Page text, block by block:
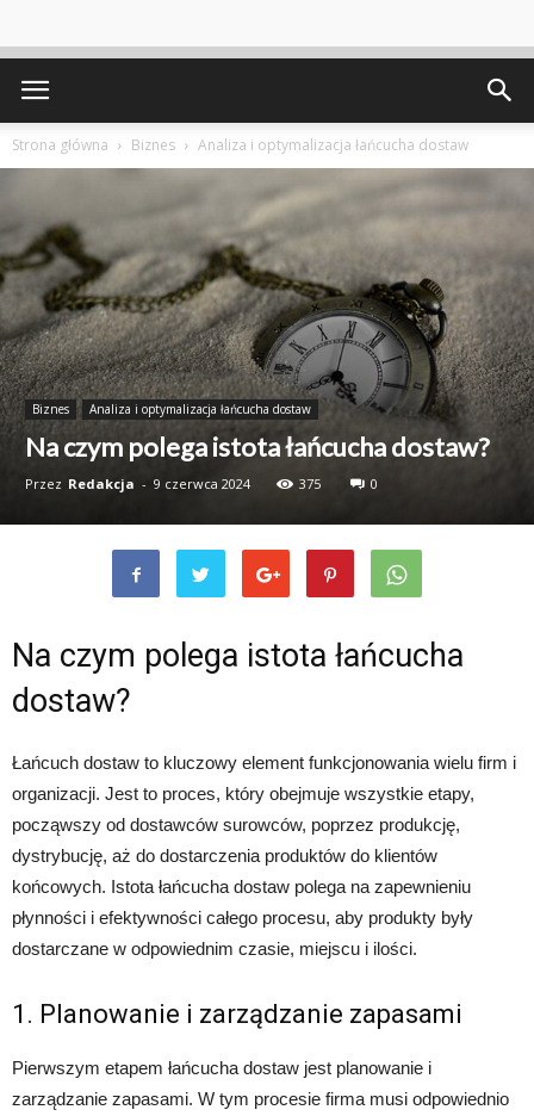
Strona główna Biznes Analiza i optymalizacja łańcucha dostaw
Biznes Analiza i optymalizacja łańcucha dostaw
Na czym polega istota łańcucha dostaw?
Przez Redakcja - 9 czerwca 2024 375 0
Na czym polega istota łańcucha
dostaw?
Łańcuch dostaw to kluczowy element funkcjonowania wielu firm i
organizacji. Jest to proces, który obejmuje wszystkie etapy,
począwszy od dostawców surowców, poprzez produkcję,
dystrybucję, aż do dostarczenia produktów do klientów
końcowych. Istota łańcucha dostaw polega na zapewnieniu
płynności i efektywności całego procesu, aby produkty były
dostarczane w odpowiednim czasie, miejscu i ilości.
1. Planowanie i zarządzanie zapasami
Pierwszym etapem łańcucha dostaw jest planowanie i
zarządzanie zapasami. W tym procesie firma musi odpowiednio